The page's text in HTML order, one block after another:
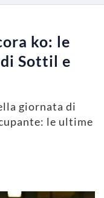
ko: le
Sottil e
giornata di
le ultime